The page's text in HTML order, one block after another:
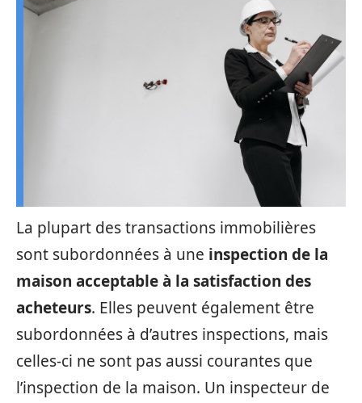
La plupart des transactions immobilières
sont subordonnées à une inspection de la
maison acceptable à la satisfaction des
acheteurs. Elles peuvent également être
subordonnées à d’autres inspections, mais
celles-ci ne sont pas aussi courantes que
l’inspection de la maison. Un inspecteur de